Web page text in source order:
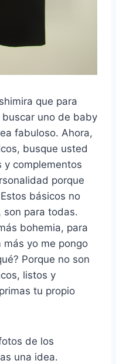
que para
uno de baby
fabuloso. Ahora,
busque usted
y complementos
porque
básicos no
son para todas.
bohemia, para
yo me pongo
Porque no son
listos y
tu propio
de los
una idea.